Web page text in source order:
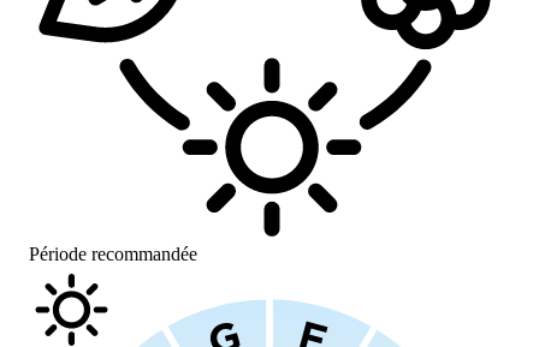
Période recommandée